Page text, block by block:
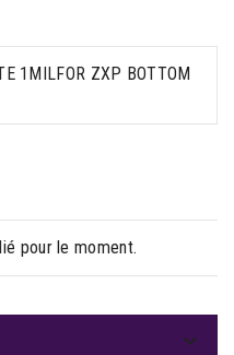
1MILFOR ZXP BOTTOM
pour le moment.
